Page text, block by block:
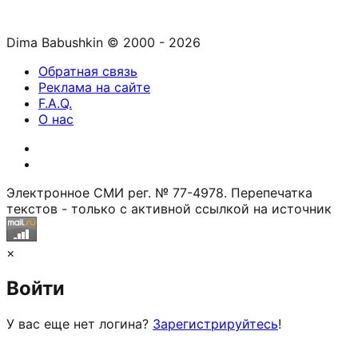
Dima Babushkin © 2000 - 2026
Обратная связь
Реклама на сайте
F.A.Q.
О нас
Электронное СМИ рег. № 77-4978. Перепечатка
текстов - только с активной ссылкой на источник
×
Войти
У вас еще нет логина? Зарегистрируйтесь!